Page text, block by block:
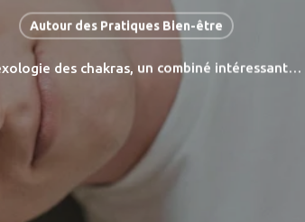
Autour des Pratiques Bien-être
des chakras, un combiné intéressant…